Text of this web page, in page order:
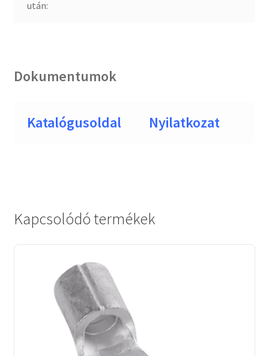
után:
Dokumentumok
Katalógusoldal Nyilatkozat
Kapcsolódó termékek